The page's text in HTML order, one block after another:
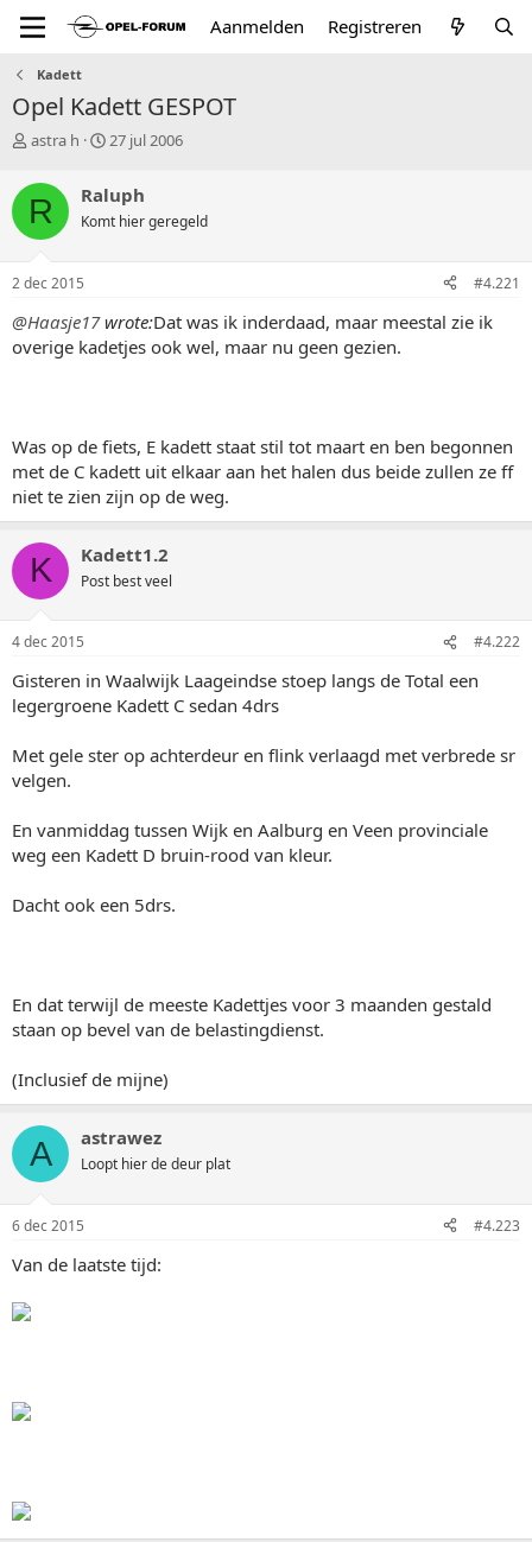
Aanmelden Registreren
Kadett
Opel Kadett GESPOT
T
p
i
c
s
a
t
e
astra h
S
r
t
a
m
27 jul 2006
R Raluph
Komt hier geregeld
2 dec 2015 #4.221
@Haasje17wrote:Dat was ik inderdaad, maar meestal zie ik
overige kadetjes ook wel, maar nu geen gezien.
Was op de fiets, E kadett staat stil tot maart en ben begonnen
met de C kadett uit elkaar aan het halen dus beide zullen ze ff
niet te zien zijn op de weg.
K Kadett1.2
Post best veel
4 dec 2015 #4.222
Gisteren in Waalwijk Laageindse stoep langs de Total een
legergroene Kadett C sedan 4drs
Met gele ster op achterdeur en flink verlaagd met verbrede sr
velgen.
En vanmiddag tussen Wijk en Aalburg en Veen provinciale
weg een Kadett D bruin-rood van kleur.
Dacht ook een 5drs.
En dat terwijl de meeste Kadettjes voor 3 maanden gestald
staan op bevel van de belastingdienst.
(Inclusief de mijne)
A astrawez
Loopt hier de deur plat
6 dec 2015 #4.223
Van de laatste tijd: